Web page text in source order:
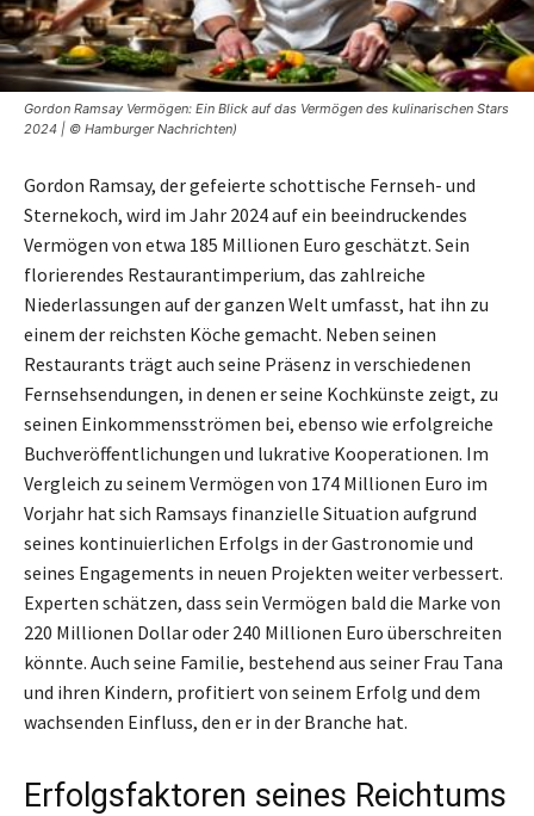
Gordon Ramsay Vermögen: Ein Blick auf das Vermögen des kulinarischen Stars
2024 | © Hamburger Nachrichten)
Gordon Ramsay, der gefeierte schottische Fernseh- und
Sternekoch, wird im Jahr 2024 auf ein beeindruckendes
Vermögen von etwa 185 Millionen Euro geschätzt. Sein
florierendes Restaurantimperium, das zahlreiche
Niederlassungen auf der ganzen Welt umfasst, hat ihn zu
einem der reichsten Köche gemacht. Neben seinen
Restaurants trägt auch seine Präsenz in verschiedenen
Fernsehsendungen, in denen er seine Kochkünste zeigt, zu
seinen Einkommensströmen bei, ebenso wie erfolgreiche
Buchveröffentlichungen und lukrative Kooperationen. Im
Vergleich zu seinem Vermögen von 174 Millionen Euro im
Vorjahr hat sich Ramsays finanzielle Situation aufgrund
seines kontinuierlichen Erfolgs in der Gastronomie und
seines Engagements in neuen Projekten weiter verbessert.
Experten schätzen, dass sein Vermögen bald die Marke von
220 Millionen Dollar oder 240 Millionen Euro überschreiten
könnte. Auch seine Familie, bestehend aus seiner Frau Tana
und ihren Kindern, profitiert von seinem Erfolg und dem
wachsenden Einfluss, den er in der Branche hat.
Erfolgsfaktoren seines Reichtums